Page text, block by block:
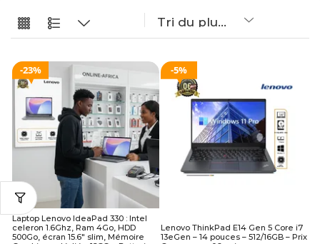
23%
Laptop Lenovo IdeaPad 330 : Intel
celeron 1.6Ghz, Ram 4Go, HDD
500Go, écran 15.6″ slim, Mémoire
5%
Lenovo ThinkPad E14 Gen 5 Core i7
13eGen – 14 pouces – 512/16GB – Prix